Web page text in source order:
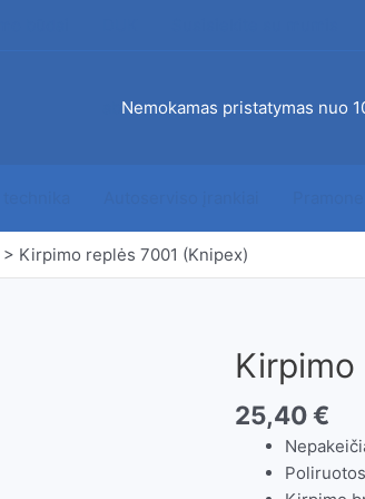
Nemokamas pristatymas nuo
> Kirpimo replės 7001 (Knipex)
Kirpimo
25,40€